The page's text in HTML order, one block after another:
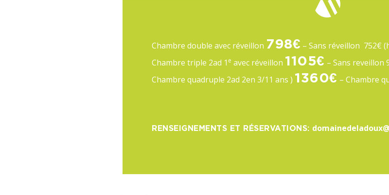
Chambre double avec réveillon 798€ – Sans réveillon 752€
Chambre triple 2ad 1 e avec réveillon 1105€ – Sans reveillon
Chambre quadruple 2ad 2en 3/11 ans ) 1360€ – Chambre
RENSEIGNEMENTS ET RÉSERVATIONS: